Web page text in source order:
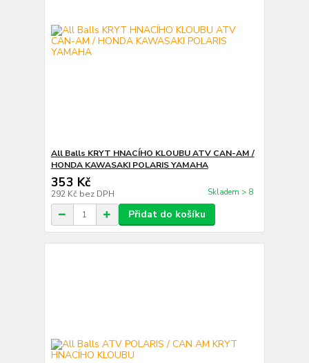
All Balls KRYT HNACÍHO KLOUBU ATV CAN-AM /
HONDA KAWASAKI POLARIS YAMAHA
353 Kč
292 Kč bez DPH Skladem > 8
Přidat do košíku